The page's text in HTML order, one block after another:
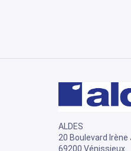
ALDES
20 Boulevard
69200 Vénissieux